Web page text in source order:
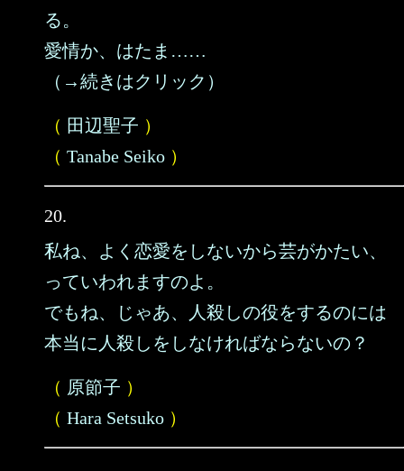
る。
愛情か、はたま……
（→続きはクリック）
（ 田辺聖子 ）
（ Tanabe Seiko ）
20.
私ね、よく恋愛をしないから芸がかたい、
っていわれますのよ。
でもね、じゃあ、人殺しの役をするのには
本当に人殺しをしなければならないの？
（ 原節子 ）
（ Hara Setsuko ）